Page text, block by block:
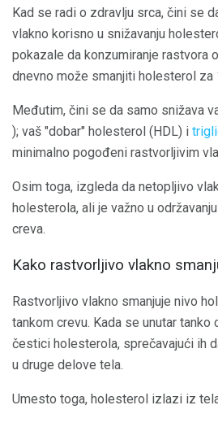
Kad se radi o zdravlju srca, čini se
vlakno korisno u snižavanju
pokazale da konzumiranje rastvora
dnevno može smanjiti holesterol za
Međutim, čini se da samo snižava
); vaš "dobar" holesterol (HDL) i
minimalno pogođeni rastvorljivim
Osim toga, izgleda da netopljivo
holesterola, ali je važno u
creva.
Kako rastvorljivo vlakno
Rastvorljivo vlakno smanjuje nivo
tankom crevu. Kada se unutar tanko
čestici holesterola, sprečavajući ih
u druge delove tela.
Umesto toga, holesterol izlazi iz